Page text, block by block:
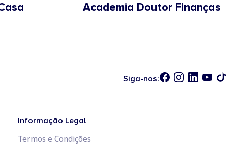
Academia Doutor Finanças
Siga-nos:
Informação Legal
Termos e Condições